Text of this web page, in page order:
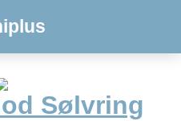
Sølvring